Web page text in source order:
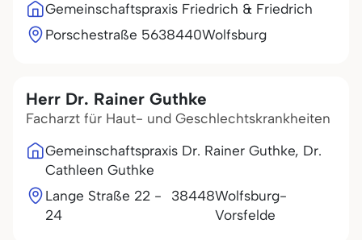
Gemeinschaftspraxis Friedrich & Friedrich
Porschestraße 5638440Wolfsburg
Herr Dr. Rainer Guthke
Facharzt für Haut- und Geschlechtskrankheiten
Gemeinschaftspraxis Dr. Rainer Guthke, Dr.
Cathleen Guthke
Lange Straße 22 -
24
38448Wolfsburg-
Vorsfelde